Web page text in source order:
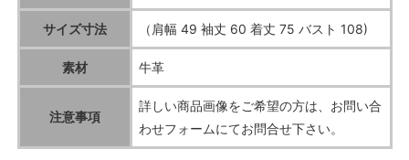
サイズ寸法 （肩幅 49 袖丈 60 着丈 75 バスト 108)
素材 牛革
注意事項
詳しい商品画像をご希望の方は、お問い合
わせフォームにてお問合せ下さい。